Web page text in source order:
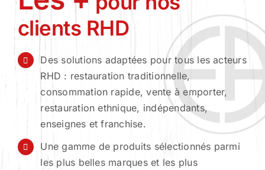
clients RHD
Des solutions adaptées pour tous les acteurs
RHD : restauration traditionnelle,
consommation rapide, vente à emporter,
restauration ethnique, indépendants,
enseignes et franchise.
Une gamme de produits sélectionnés parmi
les plus belles marques et les plus